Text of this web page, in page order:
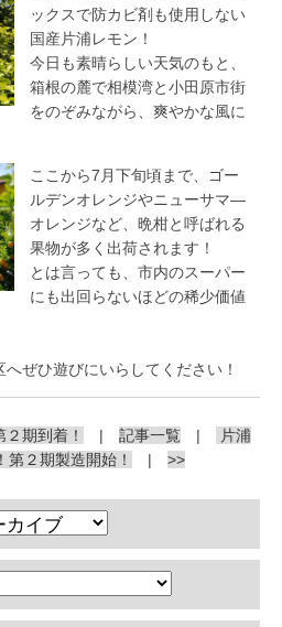
ックスで防カビ剤も使用しない
国産片浦レモン！
今日も素晴らしい天気のもと、
箱根の麓で相模湾と小田原市街
をのぞみながら、爽やかな風に
ここから7月下旬頃まで、ゴー
ルデンオレンジやニューサマ―
オレンジなど、晩柑と呼ばれる
果物が多く出荷されます！
とは言っても、市内のスーパー
にも出回らないほどの稀少価値
ぜひ遊びにいらしてください！
期到着！ | 記事一覧 |
片浦
第２期製造開始！
| >>